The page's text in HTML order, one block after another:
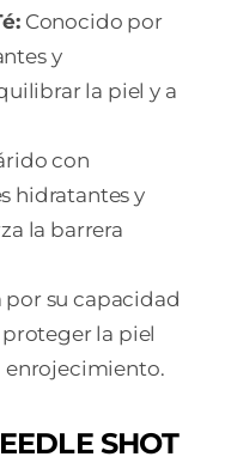
Conocido por
y
la piel y a
con
hidratantes y
la barrera
por su capacidad
proteger la piel
enrojecimiento.
SHOT